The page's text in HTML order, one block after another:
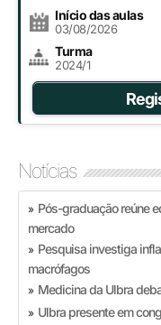
Início das aulas
03/08/2026
Turma
2024/1
Notícias
» Pós-graduação reúne
mercado
» Pesquisa investiga
macrófagos
» Medicina da Ulbra
» Ulbra presente em